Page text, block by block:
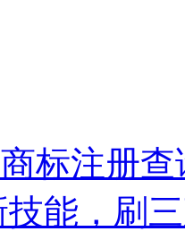
标注册
技能，刷